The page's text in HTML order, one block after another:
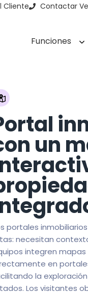
Cliente Contactar
Funciones
un
portales
necesitan
integren
en
la
Los visitantes